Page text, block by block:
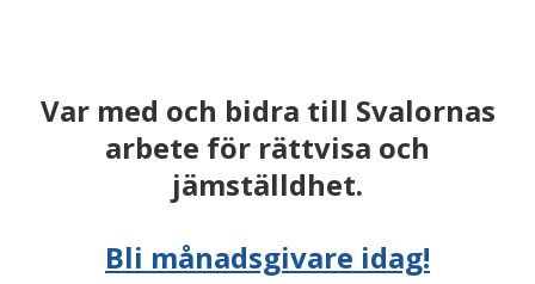
Var med och bidra till Svalornas
arbete för rättvisa och
jämställdhet.
Bli månadsgivare idag!